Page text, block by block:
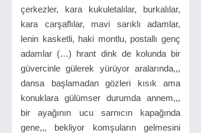
çerkezler, kara kukuletalılar, burkalılar,
kara carşaflılar, mavi sarıklı adamlar,
lenin kasketli, haki montlu, postallı genç
adamlar (…) hrant dink de kolunda bir
güvercinle gülerek yürüyor aralarında,,,
dansa başlamadan gözleri kısık ama
konuklara gülümser durumda annem,,,
bir ayağının ucu sarnıcın kapağında
gene,,, bekliyor komşuların gelmesini